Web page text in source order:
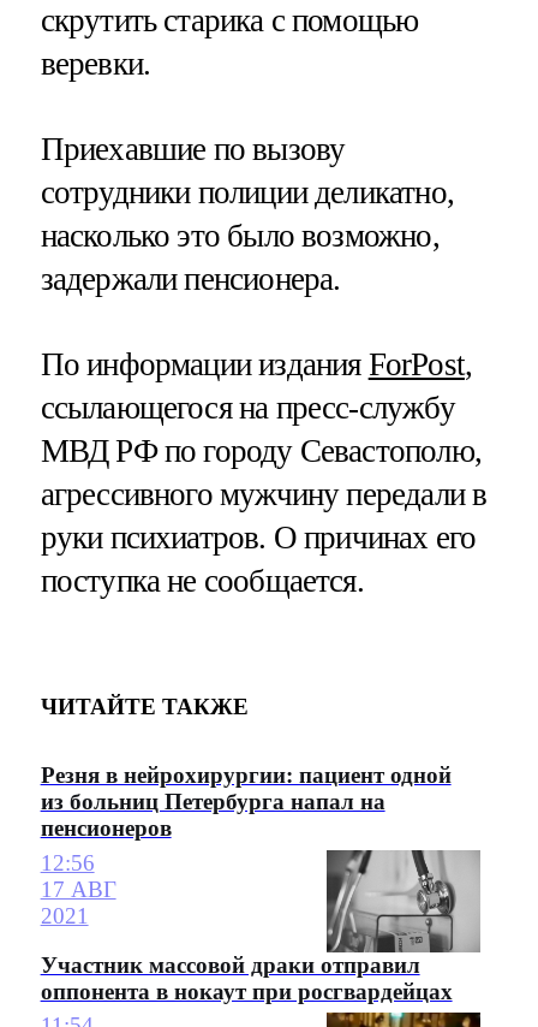
скрутить старика с помощью
веревки.
Приехавшие по вызову
сотрудники полиции деликатно,
насколько это было возможно,
задержали пенсионера.
По информации издания ForPost,
ссылающегося на пресс-службу
МВД РФ по городу Севастополю,
агрессивного мужчину передали в
руки психиатров. О причинах его
поступка не сообщается.
ЧИТАЙТЕ ТАКЖЕ
Резня в нейрохирургии: пациент одной
из больниц Петербурга напал на
пенсионеров
12:56
17 АВГ
2021
Участник массовой драки отправил
оппонента в нокаут при росгвардейцах